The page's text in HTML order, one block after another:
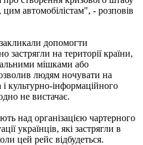
автомобілістам", - розповів
допомогти
застрягли на території країни,
мішками або
людям ночувати на
культурно-інформаційного
не вистачає.
над організацією чартерного
українців, які застрягли в
цей рейс відбудеться.